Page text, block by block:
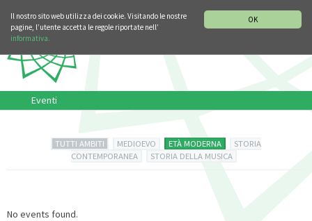
OK
Il nostro sito web utilizza dei cookie. Visitando le nostre
pagine, l’utente accetta le regole riportate nell’
informativa.
Eventi
TUTTI AMBITI MEDIOEVO ETÀ MODERNA
STORIA
CONTEMPORANEA
STORIA DELLA MUSICA
No events found.